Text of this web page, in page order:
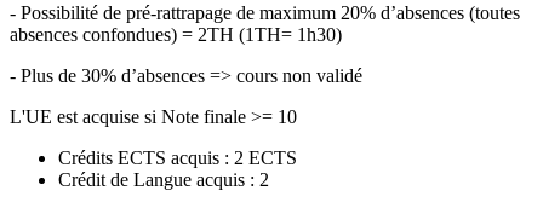
- Possibilité de pré-rattrapage de maximum 20% d’absences (toutes
absences confondues) = 2TH (1TH= 1h30)
- Plus de 30% d’absences => cours non validé
L'UE est acquise si Note finale >= 10
Crédits ECTS acquis : 2 ECTS
Crédit de Langue acquis : 2